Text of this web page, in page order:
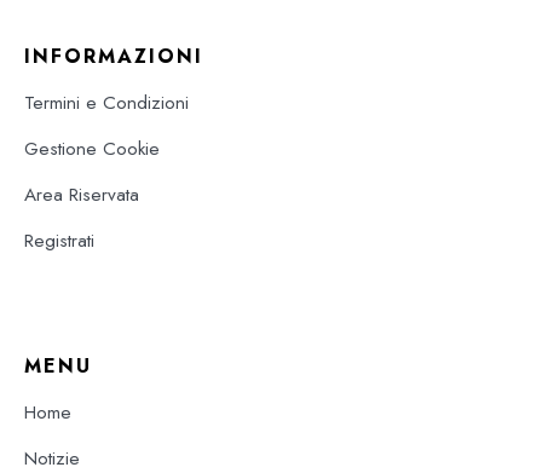
INFORMAZIONI
Termini e Condizioni
Gestione Cookie
Area Riservata
Registrati
MENU
Home
Notizie